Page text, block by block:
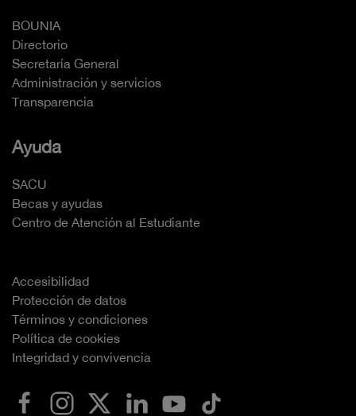
BOUNIA
Directorio
Secretaría General
Administración y servicios
Transparencia
Ayuda
SACU
Becas y ayudas
Centro de Atención al Estudiante
Accesibilidad
Protección de datos
Términos y condiciones
Política de cookies
Integridad y convivencia